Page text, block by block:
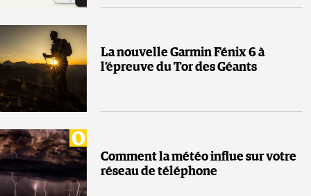
La nouvelle Garmin Fénix 6 à
l’épreuve du Tor des Géants
Comment la météo influe sur votre
réseau de téléphone